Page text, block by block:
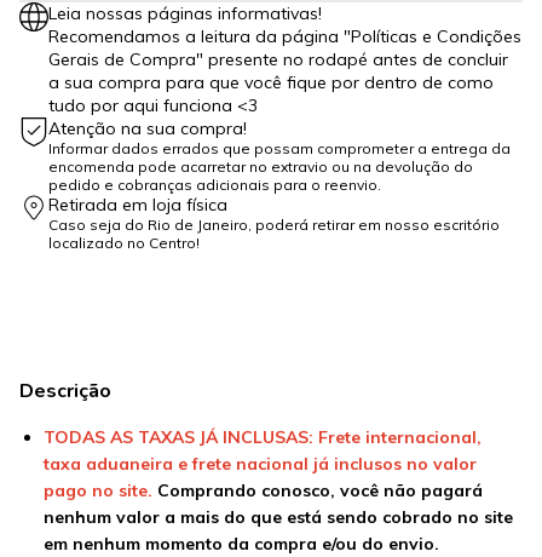
Leia nossas páginas informativas!
Recomendamos a leitura da página "Políticas e Condições
Gerais de Compra" presente no rodapé antes de concluir
a sua compra para que você fique por dentro de como
tudo por aqui funciona <3
Atenção na sua compra!
Informar dados errados que possam comprometer a entrega da
encomenda pode acarretar no extravio ou na devolução do
pedido e cobranças adicionais para o reenvio.
Retirada em loja física
Caso seja do Rio de Janeiro, poderá retirar em nosso escritório
localizado no Centro!
Descrição
TODAS AS TAXAS JÁ INCLUSAS: Frete internacional,
taxa aduaneira e frete nacional já inclusos no valor
pago no site. Comprando conosco, você não pagará
nenhum valor a mais do que está sendo cobrado no site
em nenhum momento da compra e/ou do envio.